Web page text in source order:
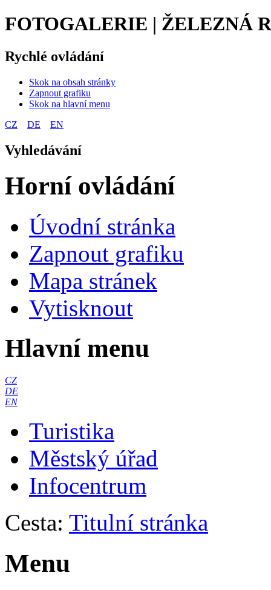
FOTOGALERIE | ŽELEZNÁ
Rychlé ovládání
Skok na obsah stránky
Zapnout grafiku
Skok na hlavní menu
CZ
DE EN
Vyhledávání
Horní ovládání
Úvodní stránka
Zapnout grafiku
Mapa stránek
Vytisknout
Hlavní menu
CZ
DE
EN
Turistika
Městský úřad
Infocentrum
Cesta: Titulní stránka
Menu